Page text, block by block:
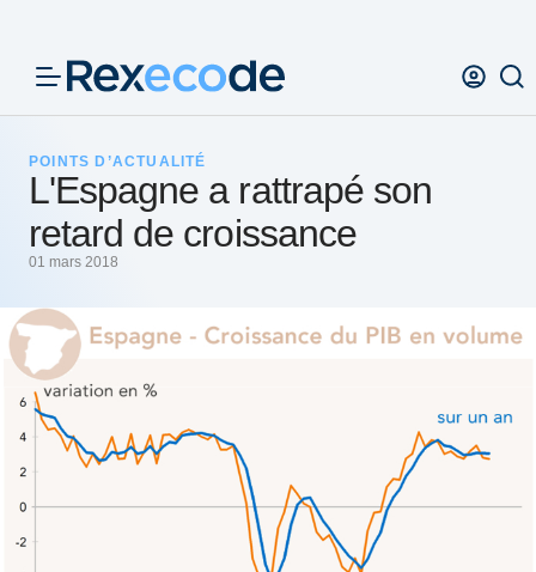
POINTS D’ACTUALITÉ
L'Espagne a rattrapé son
retard de croissance
01 mars 2018